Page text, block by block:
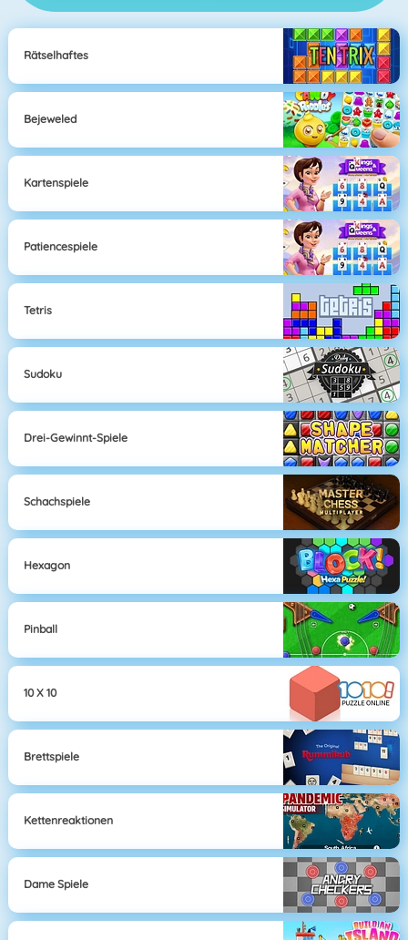
Rätselhaftes
Bejeweled
Kartenspiele
Patiencespiele
Tetris
Sudoku
Drei-Gewinnt-Spiele
Schachspiele
Hexagon
Pinball
10 X 10
Brettspiele
Kettenreaktionen
Dame Spiele